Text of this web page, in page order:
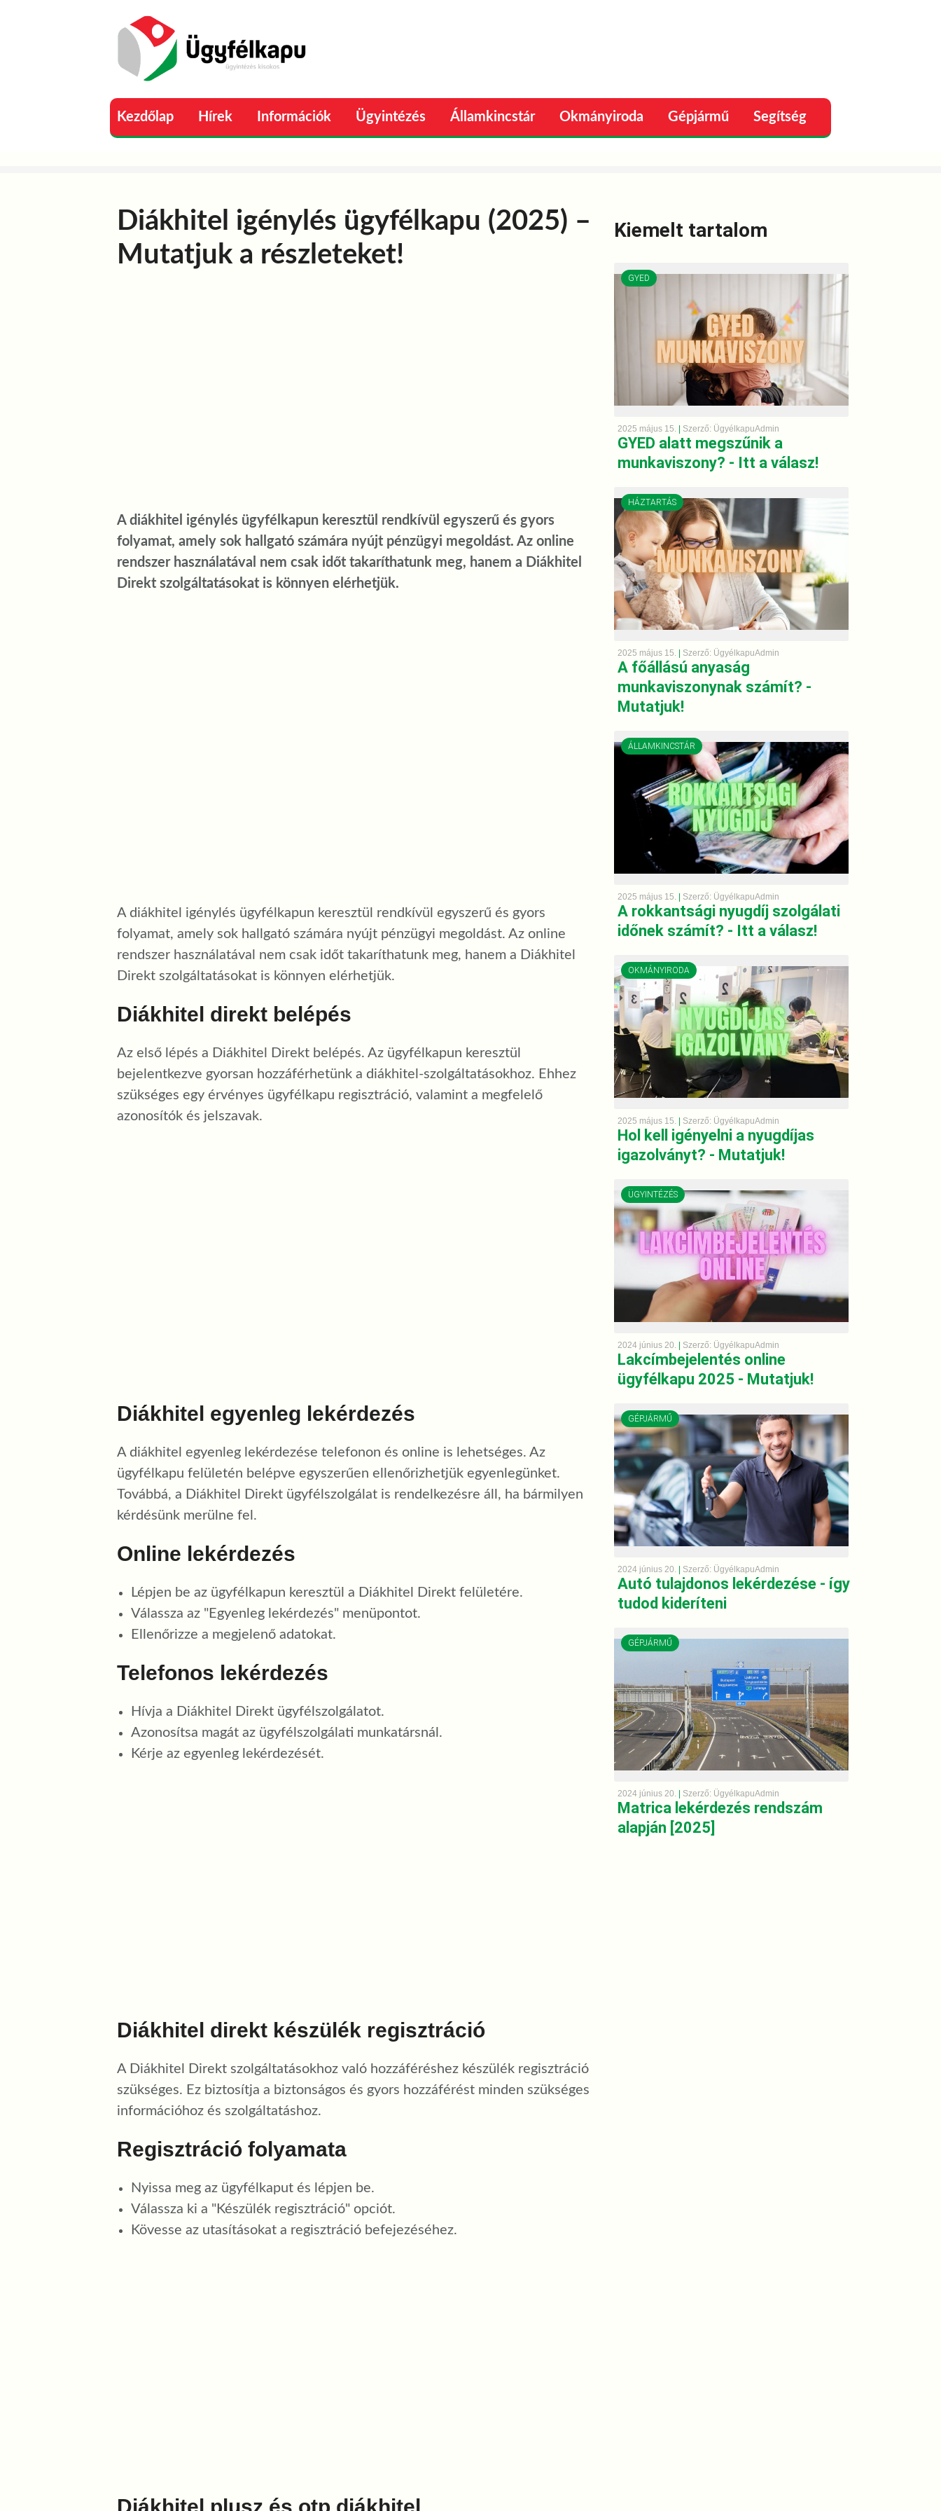
Kezdőlap Hírek Információk Ügyintézés Államkincstár Okmányiroda Gépjármű Segítség
Diákhitel igénylés ügyfélkapu (2025) –
Mutatjuk a részleteket!
A diákhitel igénylés ügyfélkapun keresztül rendkívül egyszerű és gyors
folyamat, amely sok hallgató számára nyújt pénzügyi megoldást. Az online
rendszer használatával nem csak időt takaríthatunk meg, hanem a Diákhitel
Direkt szolgáltatásokat is könnyen elérhetjük.
A diákhitel igénylés ügyfélkapun keresztül rendkívül egyszerű és gyors
folyamat, amely sok hallgató számára nyújt pénzügyi megoldást. Az online
rendszer használatával nem csak időt takaríthatunk meg, hanem a Diákhitel
Direkt szolgáltatásokat is könnyen elérhetjük.
Diákhitel direkt belépés
Az első lépés a Diákhitel Direkt belépés. Az ügyfélkapun keresztül
bejelentkezve gyorsan hozzáférhetünk a diákhitel-szolgáltatásokhoz. Ehhez
szükséges egy érvényes ügyfélkapu regisztráció, valamint a megfelelő
azonosítók és jelszavak.
Diákhitel egyenleg lekérdezés
A diákhitel egyenleg lekérdezése telefonon és online is lehetséges. Az
ügyfélkapu felületén belépve egyszerűen ellenőrizhetjük egyenlegünket.
Továbbá, a Diákhitel Direkt ügyfélszolgálat is rendelkezésre áll, ha bármilyen
kérdésünk merülne fel.
Online lekérdezés
Lépjen be az ügyfélkapun keresztül a Diákhitel Direkt felületére.
Válassza az "Egyenleg lekérdezés" menüpontot.
Ellenőrizze a megjelenő adatokat.
Telefonos lekérdezés
Hívja a Diákhitel Direkt ügyfélszolgálatot.
Azonosítsa magát az ügyfélszolgálati munkatársnál.
Kérje az egyenleg lekérdezését.
Diákhitel direkt készülék regisztráció
A Diákhitel Direkt szolgáltatásokhoz való hozzáféréshez készülék regisztráció
szükséges. Ez biztosítja a biztonságos és gyors hozzáférést minden szükséges
információhoz és szolgáltatáshoz.
Regisztráció folyamata
Nyissa meg az ügyfélkaput és lépjen be.
Válassza ki a "Készülék regisztráció" opciót.
Kövesse az utasításokat a regisztráció befejezéséhez.
Kiemelt tartalom
GYED
2025 május 15. Szerző: ÜgyélkapuAdmin
GYED alatt megszűnik a
munkaviszony? - Itt a válasz!
HÁZTARTÁS
2025 május 15. Szerző: ÜgyélkapuAdmin
A főállású anyaság
munkaviszonynak számít? -
Mutatjuk!
ÁLLAMKINCSTÁR
2025 május 15. Szerző: ÜgyélkapuAdmin
A rokkantsági nyugdíj szolgálati
időnek számít? - Itt a válasz!
OKMÁNYIRODA
2025 május 15. Szerző: ÜgyélkapuAdmin
Hol kell igényelni a nyugdíjas
igazolványt? - Mutatjuk!
ÜGYINTÉZÉS
2024 június 20. Szerző: ÜgyélkapuAdmin
Lakcímbejelentés online
ügyfélkapu 2025 - Mutatjuk!
GÉPJÁRMŰ
2024 június 20. Szerző: ÜgyélkapuAdmin
Autó tulajdonos lekérdezése - így
tudod kideríteni
GÉPJÁRMŰ
2024 június 20. Szerző: ÜgyélkapuAdmin
Matrica lekérdezés rendszám
alapján [2025]